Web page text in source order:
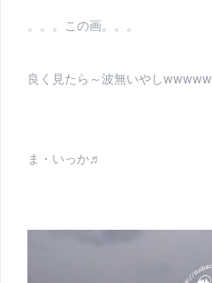
。。。この画。。。
良く見たら～波無いやしwwwww
ま・いっか♬